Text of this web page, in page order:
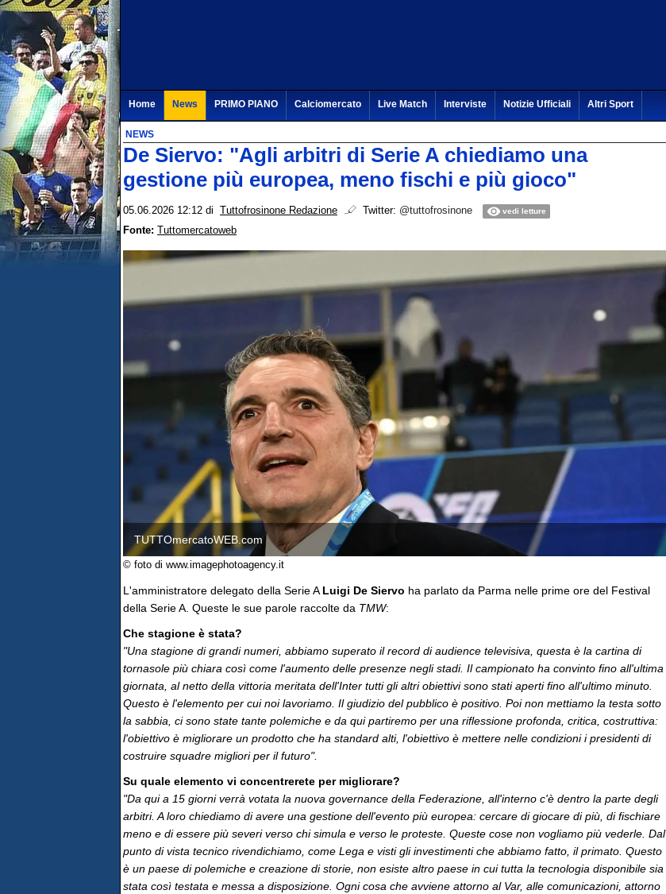
Home News PRIMO PIANO Calciomercato Live Match Interviste Notizie Ufficiali Altri Sport
NEWS
De Siervo: "Agli arbitri di Serie A chiediamo una
gestione più europea, meno fischi e più gioco"
05.06.2026 12:12 di Tuttofrosinone Redazione Twitter: @tuttofrosinone vedi letture
Fonte: Tuttomercatoweb
TUTTOmercatoWEB.com
© foto di www.imagephotoagency.it
L'amministratore delegato della Serie A Luigi De Siervo ha parlato da Parma nelle prime ore del Festival
della Serie A. Queste le sue parole raccolte da TMW:
Che stagione è stata?
"Una stagione di grandi numeri, abbiamo superato il record di audience televisiva, questa è la cartina di
tornasole più chiara così come l'aumento delle presenze negli stadi. Il campionato ha convinto fino all'ultima
giornata, al netto della vittoria meritata dell'Inter tutti gli altri obiettivi sono stati aperti fino all'ultimo minuto.
Questo è l'elemento per cui noi lavoriamo. Il giudizio del pubblico è positivo. Poi non mettiamo la testa sotto
la sabbia, ci sono state tante polemiche e da qui partiremo per una riflessione profonda, critica, costruttiva:
l'obiettivo è migliorare un prodotto che ha standard alti, l'obiettivo è mettere nelle condizioni i presidenti di
costruire squadre migliori per il futuro".
Su quale elemento vi concentrerete per migliorare?
"Da qui a 15 giorni verrà votata la nuova governance della Federazione, all'interno c'è dentro la parte degli
arbitri. A loro chiediamo di avere una gestione dell'evento più europea: cercare di giocare di più, di fischiare
meno e di essere più severi verso chi simula e verso le proteste. Queste cose non vogliamo più vederle. Dal
punto di vista tecnico rivendichiamo, come Lega e visti gli investimenti che abbiamo fatto, il primato. Questo
è un paese di polemiche e creazione di storie, non esiste altro paese in cui tutta la tecnologia disponibile sia
stata così testata e messa a disposizione. Ogni cosa che avviene attorno al Var, alle comunicazioni, attorno